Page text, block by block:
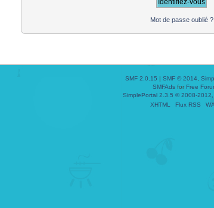
Mot de passe oublié ?
SMF 2.0.15 | SMF © 2014
SMFAdsfor Free
SimplePortal 2.3.5 © 2008-
XHTML
Flux RSS